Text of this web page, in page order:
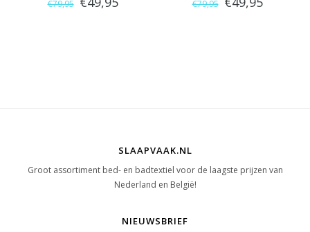
€79,95 (Donker Blauw)
€79,95
SLAAPVAAK.NL
Groot assortiment bed- en badtextiel voor de laagste prijzen van
Nederland en België!
NIEUWSBRIEF